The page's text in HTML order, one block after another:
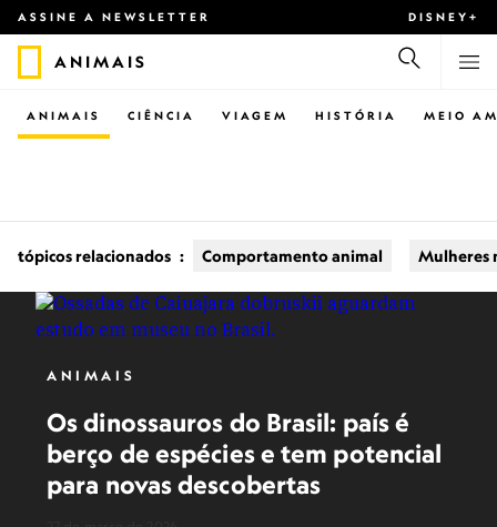
ASSINE A NEWSLETTER DISNEY+
ANIMAIS
CIÊNCIA VIAGEM
ANIMAIS HISTÓRIA MEIO
tópicos relacionados : Comportamento animal Mulheres
ANIMAIS
Os dinossauros do Brasil: país é
berço de espécies e tem potencial
para novas descobertas